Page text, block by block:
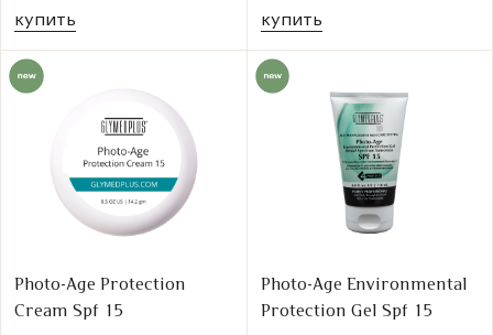
купить
купить
Photo-Age Protection
Cream Spf 15
Photo-Age Environmental
Protection Gel Spf 15